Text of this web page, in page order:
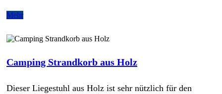
Mehr
Camping Strandkorb aus Holz
Dieser Liegestuhl aus Holz ist sehr nützlich für den